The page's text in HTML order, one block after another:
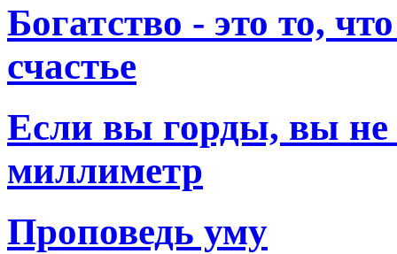
Богатство - это то,
счастье
Если вы горды, вы не
миллиметр
Проповедь уму